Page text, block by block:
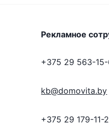
Рекламное
+375 29 563-15-
kb@domovita.by
+375 29 179-11-